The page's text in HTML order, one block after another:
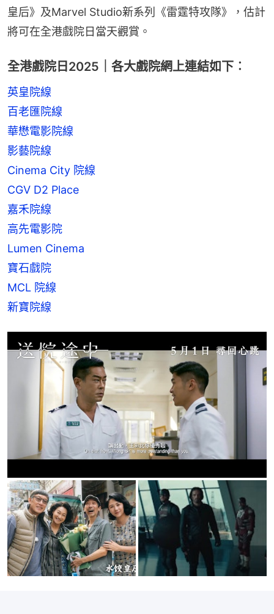
皇后》及Marvel Studio新系列《雷霆特攻隊》，估計
將可在全港戲院日當天觀賞。
全港戲院日2025｜各大戲院網上連結如下︰
百老匯院線
華懋電影院線
影藝院線
Cinema City 院線
CGV D2 Place
嘉禾院線
高先電影院
Lumen Cinema
寶石戲院
MCL 院線
新寶院線